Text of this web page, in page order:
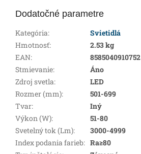
Dodatočné parametre
Kategória:
Svietidlá
Hmotnosť:
2.53 kg
EAN:
8585040910752
Stmievanie:
Áno
Zdroj svetla:
LED
Rozmer (mm):
501-699
Tvar:
Iný
Výkon (W):
51-80
Svetelný tok (Lm):
3000-4999
Index podania farieb: Ra≥80